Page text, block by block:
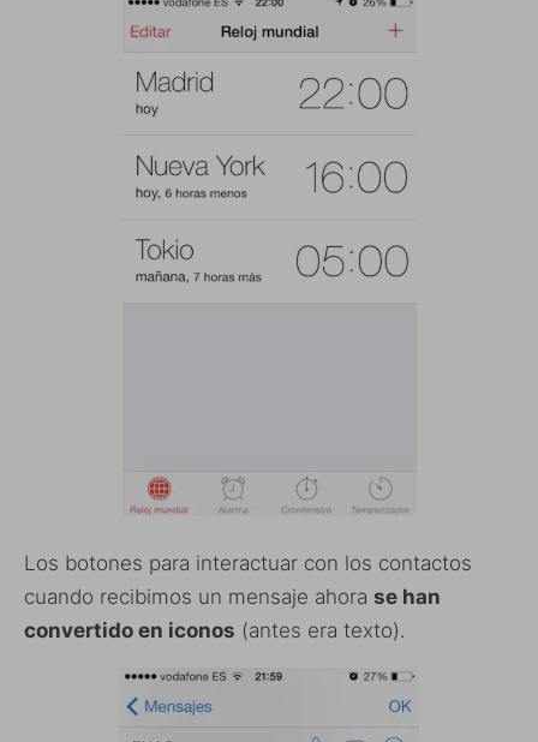
Los botones para interactuar con los contactos
cuando recibimos un mensaje ahora se han
convertido en iconos (antes era texto).